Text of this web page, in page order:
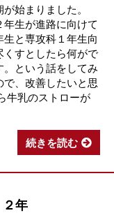
始まりました。
生が進路に向けて
と専攻科１年生向
くすとしたら何がで
。という話をしてみ
で、改善したいと思
牛乳のストローが
続きを読む
年